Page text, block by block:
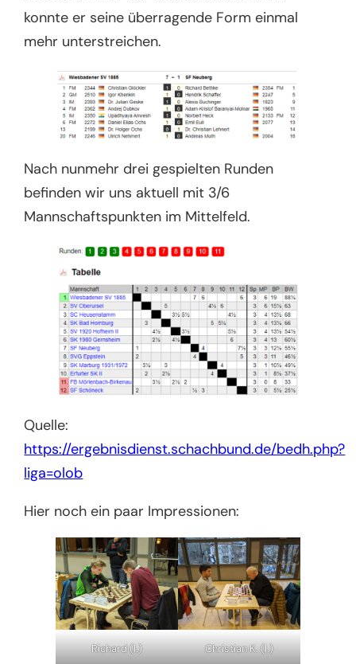
konnte er seine überragende Form einmal
mehr unterstreichen.
Nach nunmehr drei gespielten Runden
befinden wir uns aktuell mit 3/6
Mannschaftspunkten im Mittelfeld.
Quelle:
https://ergebnisdienst.schachbund.de/bedh.php?
liga=olob
Hier noch ein paar Impressionen:
Richard (l.) Christian K. (l.)